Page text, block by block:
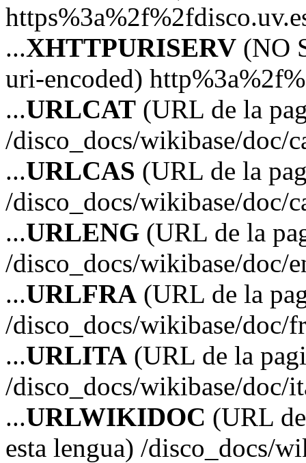
...XHTTPURISERV (NO
uri-encoded)
...URLCAT (URL de la
/disco_docs/wikibase/doc/
...URLCAS (URL de la
/disco_docs/wikibase/doc/
...URLENG (URL de la
/disco_docs/wikibase/doc/
...URLFRA (URL de la
/disco_docs/wikibase/doc/
...URLITA (URL de la
/disco_docs/wikibase/doc/
...URLWIKIDOC (URL
esta lengua) /disco_docs/